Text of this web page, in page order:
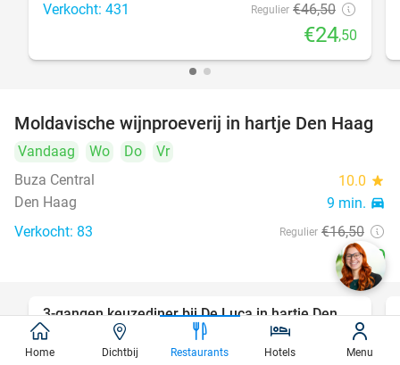
Verkocht: 431 Regulier €46,50
€24,50
39%
Moldavische wijnproeverij in hartje Den Haag
Vandaag Wo Do
Vr
Buza Central
10.0 star
Den Haag 9 min. directions_car
Verkocht: 83 Regulier €16,50
€10
47%
3-gangen keuzediner bij De Luca in hartje Den
Haag
Home Dichtbij Restaurants Hotels Menu